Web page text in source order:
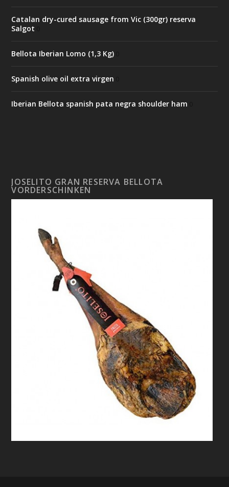
Catalan dry-cured sausage from Vic (300gr) reserva
Salgot
Bellota Iberian Lomo (1,3 Kg)
Spanish olive oil extra virgen
Iberian Bellota spanish pata negra shoulder ham
JOSELITO GRAN RESERVA BELLOTA
VORDERSCHINKEN